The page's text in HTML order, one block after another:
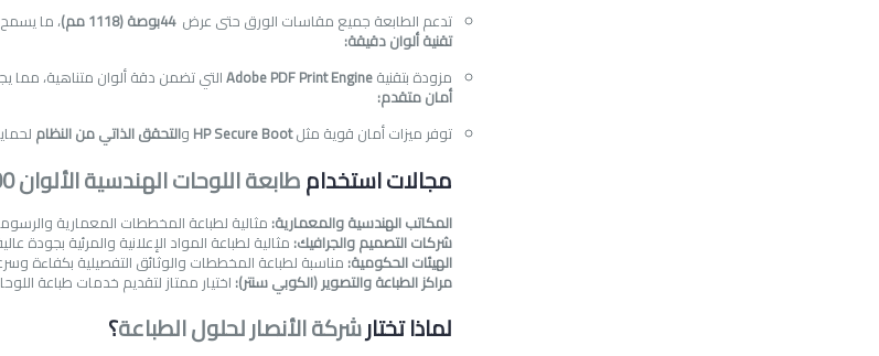
تدعم الطابعة جميع مقاسات الورق حتى عرض 44بوصة (1118 مم) ، ما يسمح
تقنية ألوان دقيقة:
مزودة بتقنيةAdobe PDF Print Engineالتي تضمن دقة ألوان متناهية، مما
أمان متقدم:
توفر ميزات أمان قوية مثلHP Secure Boot والتحقق الذاتي من النظام
مجالات استخدامطابعة اللوحات الهندسية الألوان HP DesignJet T1700
المكاتب الهندسية والمعمارية: مثالية لطباعة المخططات المعمارية
شركات التصميم والجرافيك: مثالية لطباعة المواد الإعلانية والمرئية بجودة
الهيئات الحكومية: مناسبة لطباعة المخططات والوثائق التفصيلية بكفاءة
مراكز الطباعة والتصوير (الكوبي سنتر): اختيار ممتاز لتقديم خدمات طباعة
لماذا تختارشركة الأنصار لحلول الطباعة؟